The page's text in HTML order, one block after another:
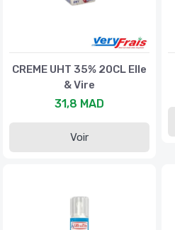
CREME UHT 35% 20CL Elle
& Vire
31,8 MAD
Voir